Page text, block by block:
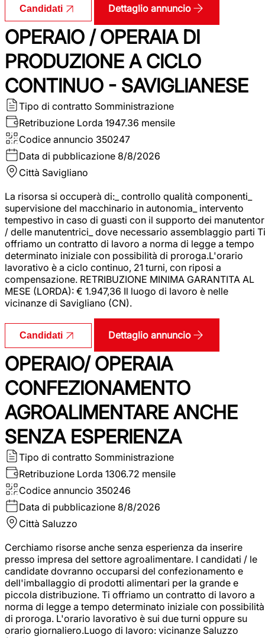
Candidati Dettaglio annuncio
OPERAIO / OPERAIA DI
PRODUZIONE A CICLO
CONTINUO - SAVIGLIANESE
Tipo di contratto Somministrazione
Retribuzione Lorda 1947.36 mensile
Codice annuncio 350247
Data di pubblicazione 8/8/2026
Città Savigliano
La risorsa si occuperà di:_ controllo qualità componenti_
supervisione del macchinario in autonomia_ intervento
tempestivo in caso di guasti con il supporto dei
/ delle manutentrici_ dove necessario assemblaggio parti Ti
offriamo un contratto di lavoro a norma di legge a tempo
determinato iniziale con possibilità di proroga.L'orario
lavorativo è a ciclo continuo, 21 turni, con riposi a
compensazione. RETRIBUZIONE MINIMA GARANTITA AL
MESE (LORDA): € 1.947,36 Il luogo di lavoro è nelle
vicinanze di Savigliano (CN).
Candidati Dettaglio annuncio
OPERAIO/ OPERAIA
CONFEZIONAMENTO
AGROALIMENTARE ANCHE
SENZA ESPERIENZA
Tipo di contratto Somministrazione
Retribuzione Lorda 1306.72 mensile
Codice annuncio 350246
Data di pubblicazione 8/8/2026
Città Saluzzo
Cerchiamo risorse anche senza esperienza da inserire
presso impresa del settore agroalimentare. I candidati / le
candidate dovranno occuparsi del confezionamento e
dell'imballaggio di prodotti alimentari per la grande e
piccola distribuzione. Ti offriamo un contratto di lavoro a
norma di legge a tempo determinato iniziale con possibilità
di proroga. L'orario lavorativo è sui due turni oppure su
orario giornaliero.Luogo di lavoro: vicinanze Saluzzo